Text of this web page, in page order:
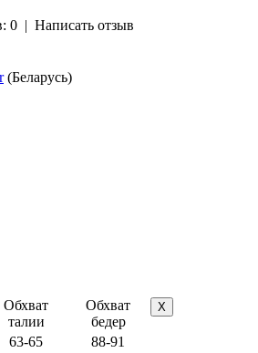
0 | Написать отзыв
(Беларусь)
Обхват
талии
Обхват
бедер
X
63-65
88-91